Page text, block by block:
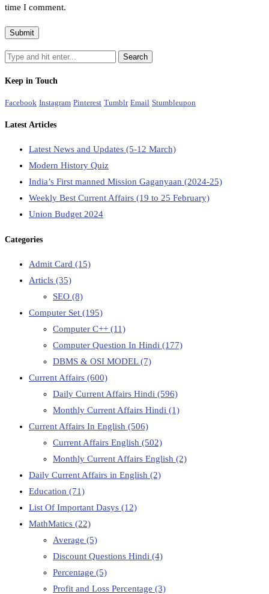
time I comment.
Keep in Touch
Facebook Instagram Pinterest Tumblr Email Stumbleupon
Latest Articles
Latest News and Updates (5-12 March)
Modern History Quiz
India’s First manned Mission Gaganyaan (2024-25)
Weekly Best Current Affairs (19 to 25 February)
Union Budget 2024
Categories
Admit Card (15)
Articls (35)
SEO (8)
Computer Set (195)
Computer C++ (11)
Computer Question In Hindi (177)
DBMS & OSI MODEL(7)
Current Affairs (600)
Daily Current Affairs Hindi (596)
Monthly Current Affairs Hindi (1)
Current Affairs In English (506)
Current Affairs English (502)
Monthly Current Affairs English (2)
Daily Current Affairs in English (2)
Education (71)
List Of Important Dasys (12)
MathMatics (22)
Average (5)
Discount Questions Hindi (4)
Percentage (5)
Profit and Loss Percentage (3)